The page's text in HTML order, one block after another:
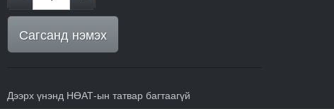
Сагсанд нэмэх
Дээрх үнэнд НӨАТ-ын татвар багтаагүй